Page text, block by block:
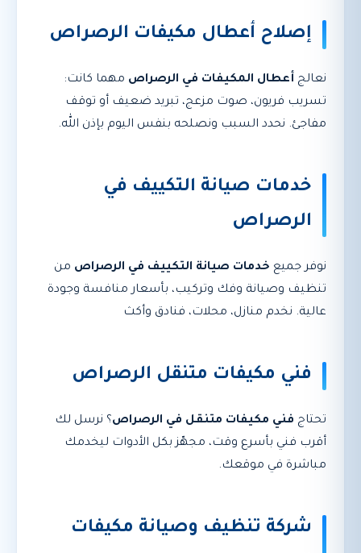
إصلاح أعطال مكيفات الرصراص
نعالج أعطال المكيفات في الرصراص مهما كانت:
تسريب فريون، صوت مزعج، تبريد ضعيف أو توقف
مفاجئ. نحدد السبب ونصلحه بنفس اليوم بإذن الله.
خدمات صيانة التكييف في
الرصراص
نوفر جميع خدمات صيانة التكييف في الرصراص من
تنظيف وصيانة وفك وتركيب، بأسعار منافسة وجودة
عالية. نخدم منازل، محلات، فنادق وأكث
فني مكيفات متنقل الرصراص
تحتاج فني مكيفات متنقل في الرصراص؟ نرسل لك
أقرب فني بأسرع وقت، مجهّز بكل الأدوات ليخدمك
مباشرة في موقعك.
شركة تنظيف وصيانة مكيفات